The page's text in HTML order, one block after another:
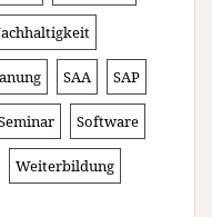
SAA SAP
Software
Weiterbildung